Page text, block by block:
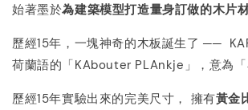
始著墨於為建築模型打造量身訂做的木片
歷經15年，一塊神奇的木板誕生了 ──
荷蘭語的「KAbouter PLAnkje」，意為「
歷經15年實驗出來的完美尺寸， 擁有黃金